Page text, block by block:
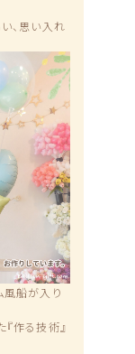
、思い入れ
風船が入り
作る技術』